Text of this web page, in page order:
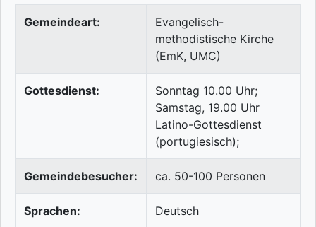
Gemeindeart:
Evangelisch-
methodistische Kirche
(EmK, UMC)
Gottesdienst:
Sonntag 10.00 Uhr;
Samstag, 19.00 Uhr
Latino-Gottesdienst
(portugiesisch);
Gemeindebesucher: ca. 50-100 Personen
Sprachen: Deutsch